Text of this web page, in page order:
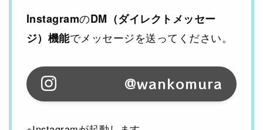
InstagramのDM（ダイレクトメッセー
ジ）機能でメッセージを送ってください。
@wankomura